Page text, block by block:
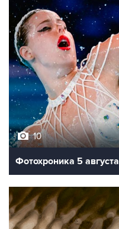
10
Фотохроника 5 августа